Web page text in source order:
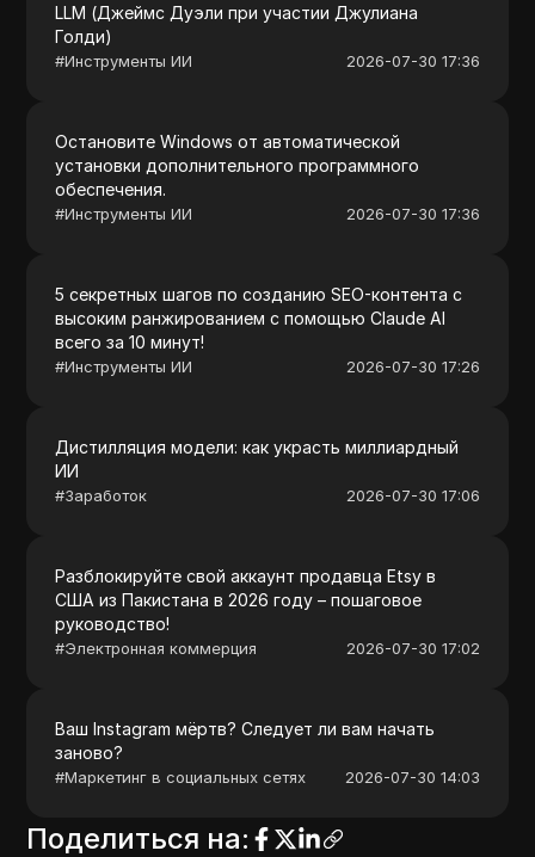
LLM (Джеймс Дуэли при участии Джулиана
Голди)
#Инструменты ИИ 2026-07-30 17:36
Остановите Windows от автоматической
установки дополнительного программного
обеспечения.
#Инструменты ИИ 2026-07-30 17:36
5 секретных шагов по созданию SEO-контента с
высоким ранжированием с помощью Claude AI
всего за 10 минут!
#Инструменты ИИ 2026-07-30 17:26
Дистилляция модели: как украсть миллиардный
ИИ
#Заработок 2026-07-30 17:06
Разблокируйте свой аккаунт продавца Etsy в
США из Пакистана в 2026 году – пошаговое
руководство!
#Электронная коммерция 2026-07-30 17:02
Ваш Instagram мёртв? Следует ли вам начать
заново?
#Маркетинг в социальных сетях 2026-07-30 14:03
Поделиться на: